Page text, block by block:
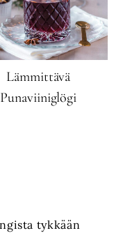
Lämmittävä
Punaviiniglögi
tykkään